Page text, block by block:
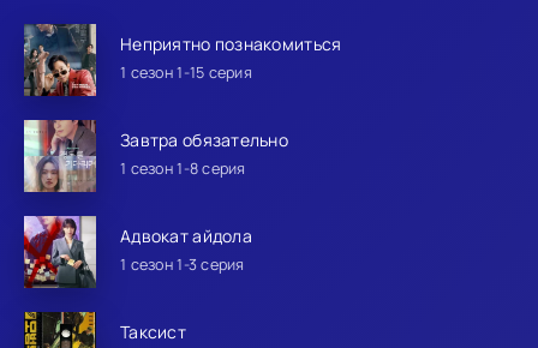
Неприятно познакомиться
1 сезон 1-15 серия
Завтра обязательно
1 сезон 1-8 серия
Адвокат айдола
1 сезон 1-3 серия
Таксист